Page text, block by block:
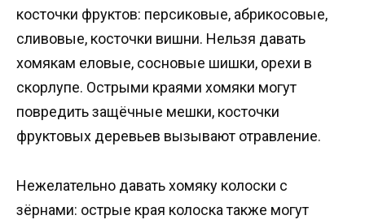
косточки фруктов: персиковые, абрикосовые,
сливовые, косточки вишни. Нельзя давать
хомякам еловые, сосновые шишки, орехи в
скорлупе. Острыми краями хомяки могут
повредить защёчные мешки, косточки
фруктовых деревьев вызывают отравление.
Нежелательно давать хомяку колоски с
зёрнами: острые края колоска также могут